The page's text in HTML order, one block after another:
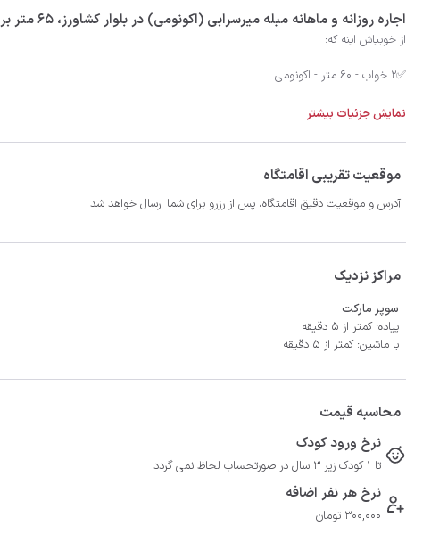
‫‫اجاره روزانه و ماهانه مبله میرسرابی (اکونومی) در بلوار کشاورز، 65 متر برای 4 نفر به همراه 1 نفر اضافی در شهر تهران با تضمین بهترین کیفیت و قیمت در اتاقک
نمایش جزئیات بیشتر
موقعیت تقریبی اقامتگاه
آدرس و موقعیت دقیق اقامتگاه، پس از رزرو برای شما ارسال خواهد شد
مراکز نزدیک
سوپر مارکت
پیاده: کمتر از 5 دقیقه
با ماشین: کمتر از 5 دقیقه
محاسبه قیمت
نرخ ورود کودک
تا 1 کودک زیر 3 سال در صورتحساب لحاظ نمی گردد
نرخ هر نفر اضافه
300,000 تومان